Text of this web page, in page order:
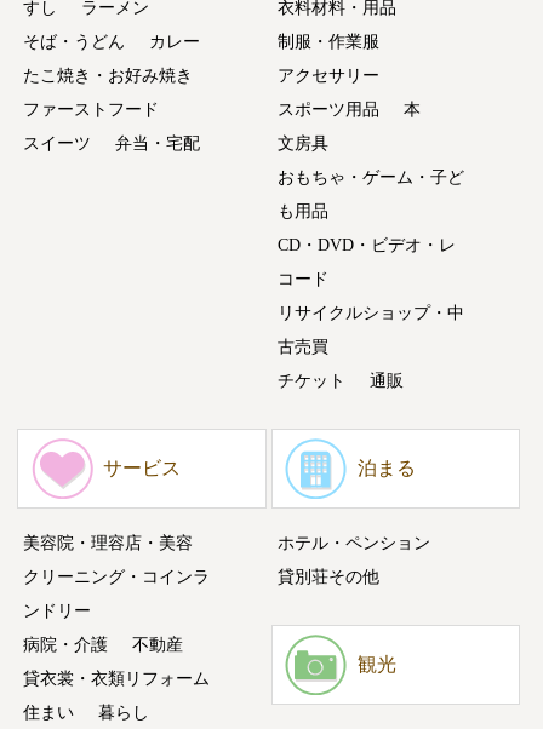
すし
ラーメン
そば・うどん
カレー
たこ焼き・お好み焼き
ファーストフード
スイーツ
弁当・宅配
衣料材料・用品
制服・作業服
アクセサリー
スポーツ用品
本
文房具
おもちゃ・ゲーム・子ど
も用品
CD・DVD・ビデオ・レ
コード
リサイクルショップ・中
古売買
チケット
通販
サービス
美容院・理容店・美容
クリーニング・コインラ
ンドリー
病院・介護
不動産
貸衣裳・衣類リフォーム
住まい
暮らし
泊まる
ホテル・ペンション
貸別荘その他
観光